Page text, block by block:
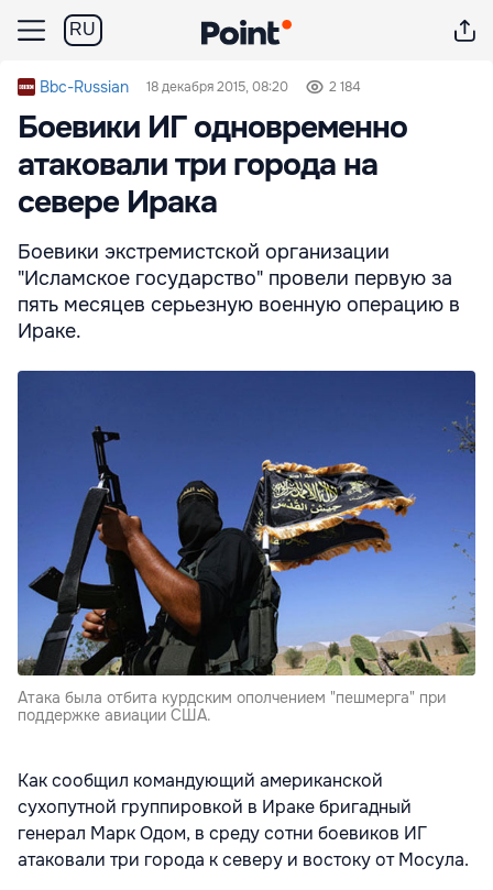
RU
Bbc-Russian 18 декабря 2015, 08:20 2 184
Боевики ИГ одновременно
атаковали три города на
севере Ирака
Боевики экстремистской организации
"Исламское государство" провели первую за
пять месяцев серьезную военную операцию в
Ираке.
Атака была отбита курдским ополчением "пешмерга" при
поддержке авиации США.
Как сообщил командующий американской
сухопутной группировкой в Ираке бригадный
генерал Марк Одом, в среду сотни боевиков ИГ
атаковали три города к северу и востоку от Мосула.